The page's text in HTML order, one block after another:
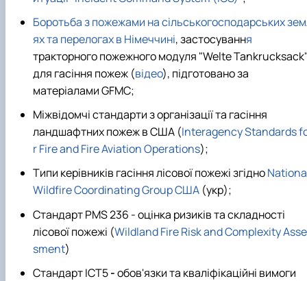
Пожежна ситуація в Україні за даними ЗМІ
Проєкти
Прес-релізи
Контакти
Боротьба з пожежами на сільськогосподарських
ях та перелогах в Німеччині,застосування
тракторного пожежного модуля "Welte
для гасіння пожеж (відео), підготовано за
матеріалами GFMC;
Міжвідомчі стандарти з організації та гасіння
ландшафтних пожеж в США (Interagency Standards
r Fire and Fire Aviation Operations);
Типи керівників гасіння лісової пожежізгідно
Wildfire Coordinating Group США (укр);
Стандарт PMS 236 - оцінка ризиків та складності
лісової пожежі (Wildland Fire Risk and Complexity
sment)
Стандарт ICT5-обов'язки та кваліфікаційні вимоги